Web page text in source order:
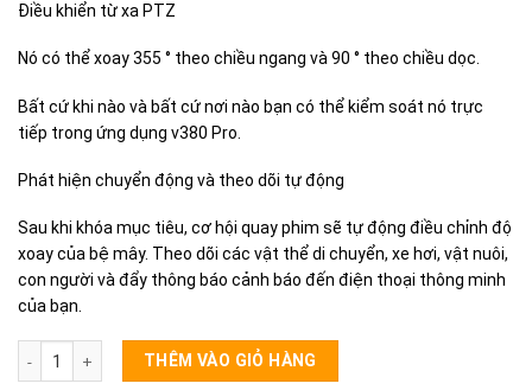
Điều khiển từ xa PTZ
Nó có thể xoay 355 ° theo chiều ngang và 90 ° theo chiều dọc.
Bất cứ khi nào và bất cứ nơi nào bạn có thể kiểm soát nó trực
tiếp trong ứng dụng v380 Pro.
Phát hiện chuyển động và theo dõi tự động
Sau khi khóa mục tiêu, cơ hội quay phim sẽ tự động điều chỉnh độ
xoay của bệ mây. Theo dõi các vật thể di chuyển, xe hơi, vật nuôi,
con người và đẩy thông báo cảnh báo đến điện thoại thông minh
của bạn.
Camera Ip 2 Màn Hình Có Đui Đèn số lượng
THÊM VÀO GIỎ HÀNG